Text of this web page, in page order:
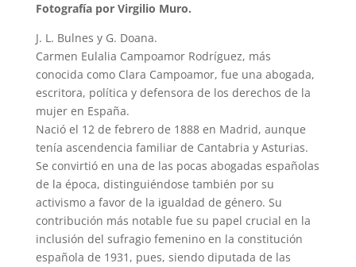
Fotografía por Virgilio Muro.
J. L. Bulnes y G. Doana.
Carmen Eulalia Campoamor Rodríguez, más
conocida como Clara Campoamor, fue una abogada,
escritora, política y defensora de los derechos de la
mujer en España.
Nació el 12 de febrero de 1888 en Madrid, aunque
tenía ascendencia familiar de Cantabria y Asturias.
Se convirtió en una de las pocas abogadas españolas
de la época, distinguiéndose también por su
activismo a favor de la igualdad de género. Su
contribución más notable fue su papel crucial en la
inclusión del sufragio femenino en la constitución
española de 1931, pues, siendo diputada de las